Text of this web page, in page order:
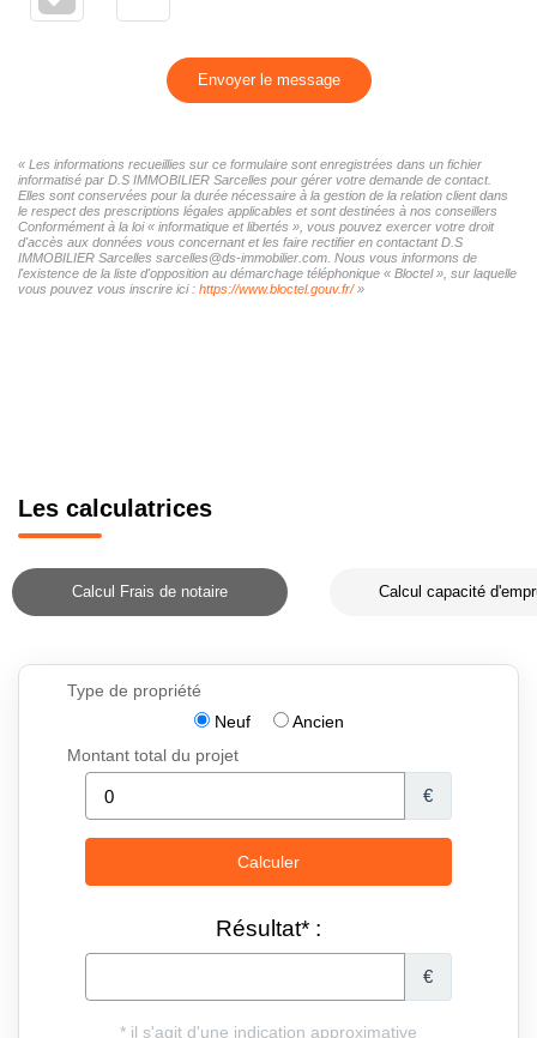
Envoyer le message
« Les informations recueillies sur ce formulaire sont enregistrées dans un fichier
informatisé par D.S IMMOBILIER Sarcelles pour gérer votre demande de contact.
Elles sont conservées pour la durée nécessaire à la gestion de la relation client dans
le respect des prescriptions légales applicables et sont destinées à nos conseillers
Conformément à la loi « informatique et libertés », vous pouvez exercer votre droit
d'accès aux données vous concernant et les faire rectifier en contactant D.S
IMMOBILIER Sarcelles sarcelles@ds-immobilier.com. Nous vous informons de
l'existence de la liste d'opposition au démarchage téléphonique « Bloctel », sur laquelle
vous pouvez vous inscrire ici : https://www.bloctel.gouv.fr/»
Les calculatrices
Calcul Frais de notaire Calcul capacité